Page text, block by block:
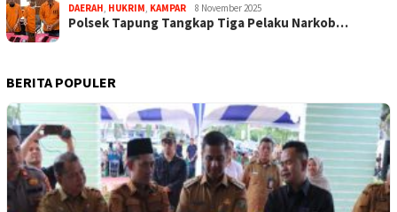
DAERAH, HUKRIM, KAMPAR 8 November 2025
Polsek Tapung Tangkap Tiga Pelaku Narkob…
BERITA POPULER